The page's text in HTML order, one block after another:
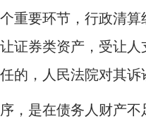
要环节，行政清算
证券类资产，受让
的，人民法院对其诉
是在债务人财产不